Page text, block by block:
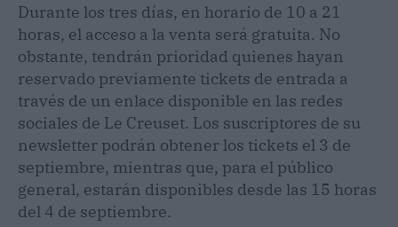
Durante los tres días, en horario de 10 a 21
horas, el acceso a la venta será gratuita. No
obstante, tendrán prioridad quienes hayan
reservado previamente tickets de entrada a
través de un enlace disponible en las redes
sociales de Le Creuset. Los suscriptores de su
newsletter podrán obtener los tickets el 3 de
septiembre, mientras que, para el público
general, estarán disponibles desde las 15 horas
del 4 de septiembre.